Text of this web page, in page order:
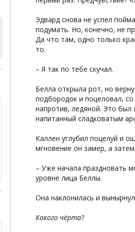
Эдвард снова не успел
подумать. Но, конечно, не
Да что там, одно только
то.
– Я так по тебе скучал.
Белла открыла рот, но
подбородок и поцеловал,
напротив, ледяной. Это был
напитанный сладковатым
Каллен углубил поцелуй и
мгновение он замер, а
– Уже начала праздновать
уровне лица Беллы.
Она наклонилась и
Какого чёрта?